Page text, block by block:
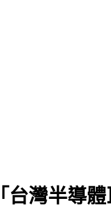
了揭最新健康狀況
台灣半導